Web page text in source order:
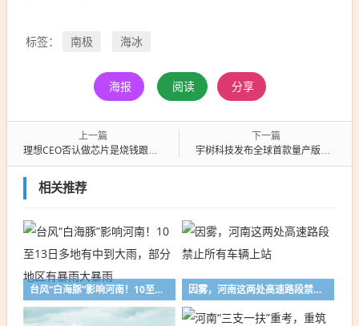
标签： 南极 海冰
海报 阅读 分享
上一篇
理想CEO否认做芯片是烧钱跟风：希望把AI带进物理世界
下一篇
宇树科技发布全球首款量产版载人机甲GD01，可用作民用交通工具，售价390万元起
相关推荐
台风“白海豚”影响河南！10至13日多地有中到大雨，部分地区有暴雨大暴雨 因雾，河南这两处高速路段禁止所有车辆上站